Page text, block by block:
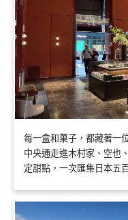
每一盒和菓子，都藏著一
中央通走進木村家、空也
定甜點，一次匯集日本五